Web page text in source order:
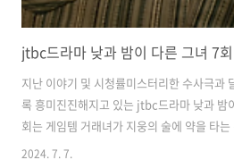
jtbc드라마 낮과 밤이 다른 그녀 7
지난 이야기 및 시청률미스터리한 수사극과
록 흥미진진해지고 있는 jtbc드라마 낮과 밤
회는 게임템 거래녀가 지웅의 술에 약을 타
도 모른 채 술을 마시려고 하는 지웅을 구하기
2024. 7. 7.